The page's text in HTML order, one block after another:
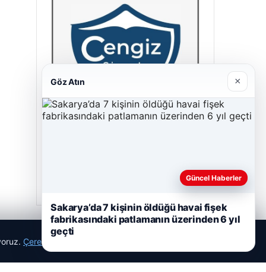
Çerez Politikamız
Göz Atın ×
Güncel Haberler
Sakarya’da 7 kişinin öldüğü havai fişek
fabrikasındaki patlamanın üzerinden 6 yıl
geçti